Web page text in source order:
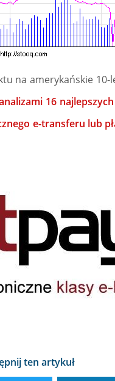
na amerykańskie
16
e-transferu lub
ten artykuł